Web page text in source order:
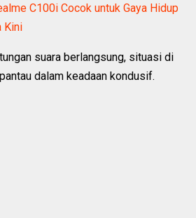
C100i Cocok untuk Gaya Hidup
Kini
suara berlangsung, situasi di
dalam keadaan kondusif.